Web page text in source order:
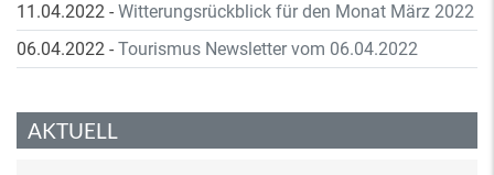
11.04.2022 - Witterungsrückblick für den Monat März 2022
06.04.2022 - Tourismus Newsletter vom 06.04.2022
AKTUELL